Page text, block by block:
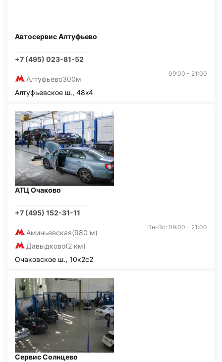
Автосервис Алтуфьево
+7 (495) 023-81-52
Алтуфьево300м
09:00 - 21:00
Алтуфьевское ш., 48к4
АТЦ Очаково
+7 (495) 152-31-11
Аминьевская(980 м)
Давыдково(2 км)
Пн-Вс: 09:00 - 21:00
Очаковское ш., 10к2с2
Сервис Солнцево